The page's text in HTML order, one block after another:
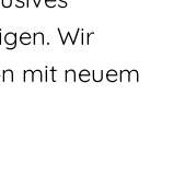
Wir
mit neuem